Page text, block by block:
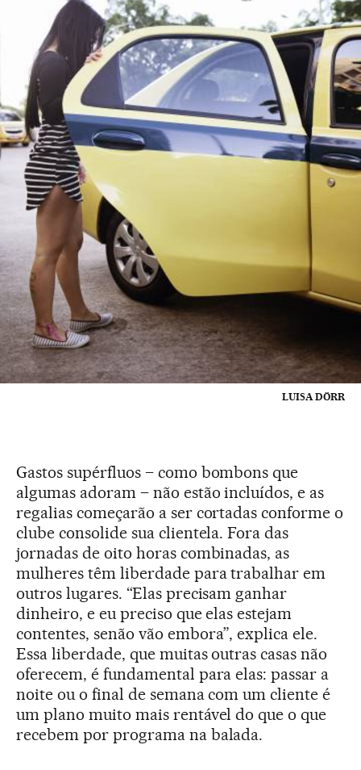
LUISA DÖRR
Gastos supérfluos – como bombons que
algumas adoram – não estão incluídos, e as
regalias começarão a ser cortadas conforme o
clube consolide sua clientela. Fora das
jornadas de oito horas combinadas, as
mulheres têm liberdade para trabalhar em
outros lugares. “Elas precisam ganhar
dinheiro, e eu preciso que elas estejam
contentes, senão vão embora”, explica ele.
Essa liberdade, que muitas outras casas não
oferecem, é fundamental para elas: passar a
noite ou o final de semana com um cliente é
um plano muito mais rentável do que o que
recebem por programa na balada.